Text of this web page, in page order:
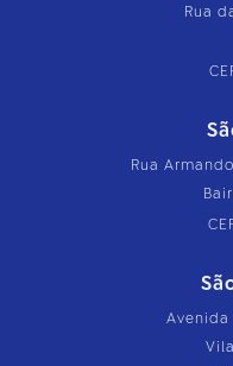
Rua
Rua
Avenida